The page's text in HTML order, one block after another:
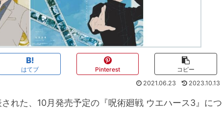
はてブ Pinterest
コピー
2021.06.23
2023.10.13
れた、10月発売予定の『呪術廻戦 ウエハース3』につ